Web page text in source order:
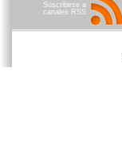
Suscribirse a
canales RSS